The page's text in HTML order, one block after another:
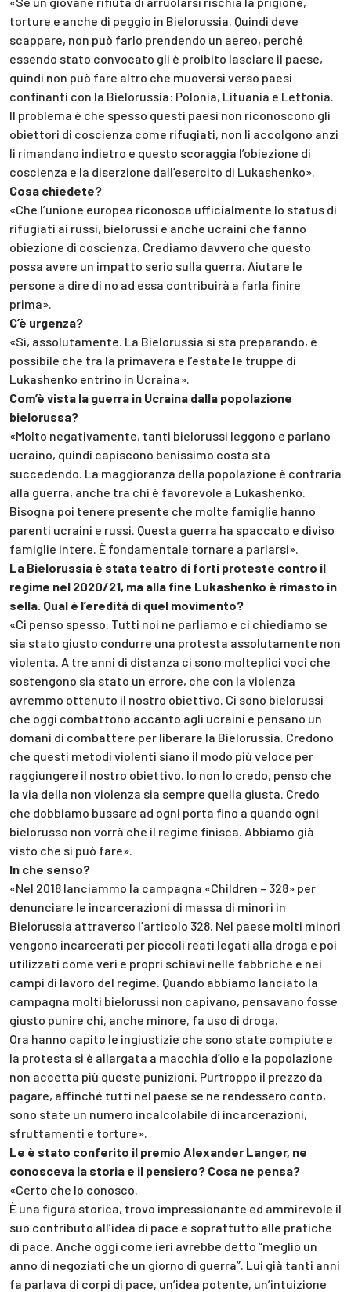
torture e anche di peggio in Bielorussia. Quindi deve
scappare, non può farlo prendendo un aereo, perché
essendo stato convocato gli è proibito lasciare il paese,
quindi non può fare altro che muoversi verso paesi
confinanti con la Bielorussia: Polonia, Lituania e Lettonia.
Il problema è che spesso questi paesi non riconoscono gli
obiettori di coscienza come rifugiati, non li accolgono anzi
li rimandano indietro e questo scoraggia l’obiezione di
coscienza e la diserzione dall’esercito di Lukashenko».
Cosa chiedete?
«Che l’unione europea riconosca ufficialmente lo status di
rifugiati ai russi, bielorussi e anche ucraini che fanno
obiezione di coscienza. Crediamo davvero che questo
possa avere un impatto serio sulla guerra. Aiutare le
persone a dire di no ad essa contribuirà a farla finire
prima».
C’è urgenza?
«Sì, assolutamente. La Bielorussia si sta preparando, è
possibile che tra la primavera e l’estate le truppe di
Lukashenko entrino in Ucraina».
Com’è vista la guerra in Ucraina dalla popolazione
bielorussa?
«Molto negativamente, tanti bielorussi leggono e parlano
ucraino, quindi capiscono benissimo costa sta
succedendo. La maggioranza della popolazione è contraria
alla guerra, anche tra chi è favorevole a Lukashenko.
Bisogna poi tenere presente che molte famiglie hanno
parenti ucraini e russi. Questa guerra ha spaccato e diviso
famiglie intere. È fondamentale tornare a parlarsi».
La Bielorussia è stata teatro di forti proteste contro il
regime nel 2020/21, ma alla fine Lukashenko è rimasto in
sella. Qual è l’eredità di quel movimento?
«Ci penso spesso. Tutti noi ne parliamo e ci chiediamo se
sia stato giusto condurre una protesta assolutamente non
violenta. A tre anni di distanza ci sono molteplici voci che
sostengono sia stato un errore, che con la violenza
avremmo ottenuto il nostro obiettivo. Ci sono bielorussi
che oggi combattono accanto agli ucraini e pensano un
domani di combattere per liberare la Bielorussia. Credono
che questi metodi violenti siano il modo più veloce per
raggiungere il nostro obiettivo. Io non lo credo, penso che
la via della non violenza sia sempre quella giusta. Credo
che dobbiamo bussare ad ogni porta fino a quando ogni
bielorusso non vorrà che il regime finisca. Abbiamo già
visto che si può fare».
In che senso?
«Nel 2018 lanciammo la campagna «Children – 328» per
denunciare le incarcerazioni di massa di minori in
Bielorussia attraverso l’articolo 328. Nel paese molti minori
vengono incarcerati per piccoli reati legati alla droga e poi
utilizzati come veri e propri schiavi nelle fabbriche e nei
campi di lavoro del regime. Quando abbiamo lanciato la
campagna molti bielorussi non capivano, pensavano fosse
giusto punire chi, anche minore, fa uso di droga.
Ora hanno capito le ingiustizie che sono state compiute e
la protesta si è allargata a macchia d’olio e la popolazione
non accetta più queste punizioni. Purtroppo il prezzo da
pagare, affinché tutti nel paese se ne rendessero conto,
sono state un numero incalcolabile di incarcerazioni,
sfruttamenti e torture».
Le è stato conferito il premio Alexander Langer, ne
conosceva la storia e il pensiero? Cosa ne pensa?
«Certo che lo conosco.
È una figura storica, trovo impressionante ed ammirevole il
suo contributo all’idea di pace e soprattutto alle pratiche
di pace. Anche oggi come ieri avrebbe detto “meglio un
anno di negoziati che un giorno di guerra”. Lui già tanti anni
fa parlava di corpi di pace, un’idea potente, un’intuizione